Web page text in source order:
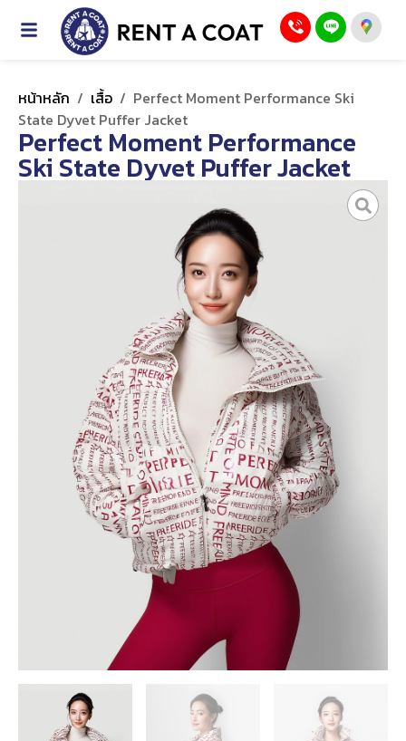
หน้าหลัก / เสื้อ / Perfect Moment Performance Ski
State Dyvet Puffer Jacket
Perfect Moment Performance
Ski State Dyvet Puffer Jacket